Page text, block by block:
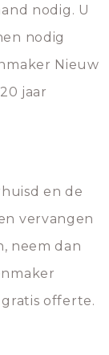
nodig. U
nodig
Nieuw
jaar
en de
vervangen
neem dan
offerte.